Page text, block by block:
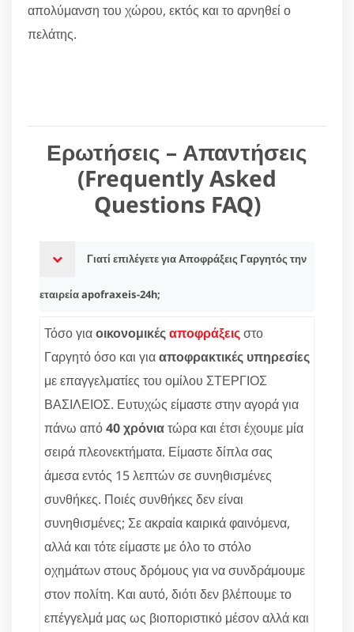
απολύμανση του χώρου, εκτός και το αρνηθεί ο
πελάτης.
Ερωτήσεις – Απαντήσεις
(Frequently Asked
Questions FAQ)
Γιατί επιλέγετε για Αποφράξεις Γαργητός την
εταιρεία apofraxeis-24h;
Τόσο γιαοικονομικέςαποφράξειςστο
Γαργητό όσο και γιααποφρακτικές υπηρεσίες
με επαγγελματίες του ομίλου ΣΤΕΡΓΙΟΣ
ΒΑΣΙΛΕΙΟΣ. Ευτυχώς είμαστε στην αγορά για
πάνω από40 χρόνιατώρα και έτσι έχουμε μία
σειρά πλεονεκτήματα. Είμαστε δίπλα σας
άμεσα εντός 15 λεπτών σε συνηθισμένες
συνθήκες. Ποιές συνθήκες δεν είναι
συνηθισμένες; Σε ακραία καιρικά φαινόμενα,
αλλά και τότε είμαστε με όλο το στόλο
οχημάτων στους δρόμους για να συνδράμουμε
στον πολίτη. Και αυτό, διότι δεν βλέπουμε το
επέγγελμά μας ως βιοποριστικό μέσον αλλά και